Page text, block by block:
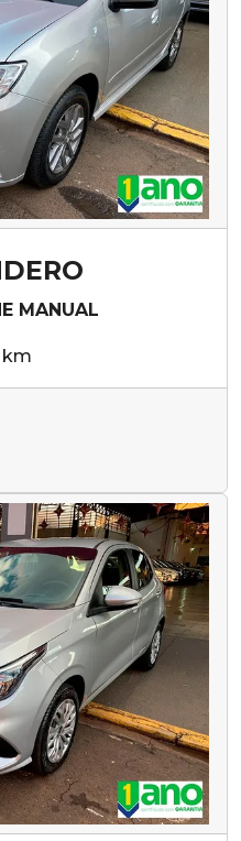
MANUAL
km